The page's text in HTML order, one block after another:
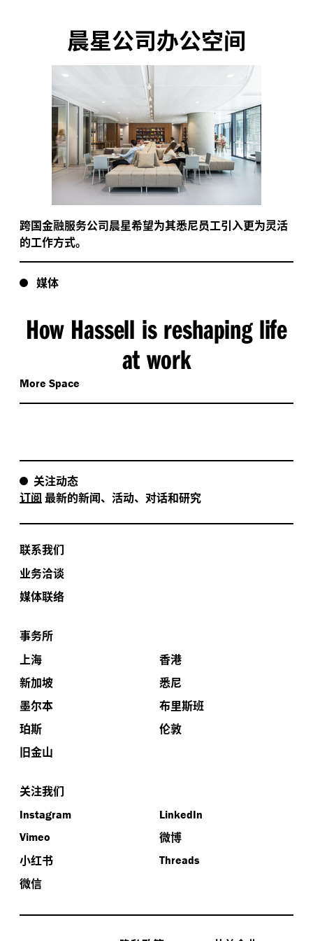
晨星公司办公空间
跨国金融服务公司晨星希望为其悉尼员工引入更为灵活
的工作方式。
媒体
How Hassell is reshaping life
at work
More Space
关注动态
订阅 最新的新闻、活动、对话和研究
联系我们
业务洽谈
媒体联络
事务所
上海
香港
新加坡
悉尼
墨尔本
布里斯班
珀斯
伦敦
旧金山
关注我们
Instagram
LinkedIn
Vimeo
微博
小红书
Threads
微信